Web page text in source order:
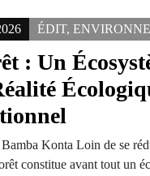
ÉDIT,
: Un
Konta Loin de se
constitue avant tout un